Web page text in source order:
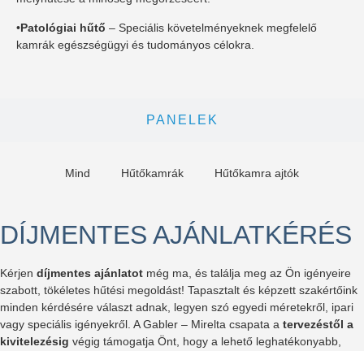
PANELEK
•Patológiai hűtő – Speciális követelményeknek megfelelő
kamrák egészségügyi és tudományos célokra.
Mind Hűtőkamrák Hűtőkamra ajtók
DÍJMENTES AJÁNLATKÉRÉS
Kérjen díjmentes ajánlatot még ma, és találja meg az Ön igényeire
szabott, tökéletes hűtési megoldást! Tapasztalt és képzett szakértőink
minden kérdésére választ adnak, legyen szó egyedi méretekről, ipari
vagy speciális igényekről. A Gabler – Mirelta csapata a tervezéstől a
kivitelezésig végig támogatja Önt, hogy a lehető leghatékonyabb,